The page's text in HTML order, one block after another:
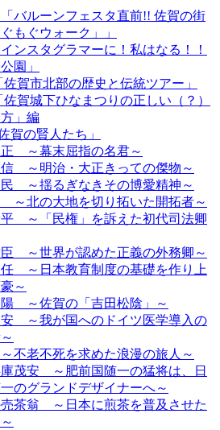
バルーンフェスタ直前!! 佐賀の街
もぐウォーク」」
ンスタグラマーに！私はなる！！
園」
佐賀市北部の歴史と伝統ツアー」
佐賀城下ひなまつりの正しい（？）
」編
賀の賢人たち」
～幕末屈指の名君～
～明治・大正きっての傑物～
～揺るぎなきその博愛精神～
～北の大地を切り拓いた開拓者～
～「民権」を訴えた初代司法卿
～世界が認めた正義の外務卿～
～日本教育制度の基礎を作り上
～
～佐賀の「吉田松陰」～
～我が国へのドイツ医学導入の
不老不死を求めた浪漫の旅人～
庫茂安 ～肥前国随一の猛将は、日
のグランドデザイナーへ～
茶翁 ～日本に煎茶を普及させた